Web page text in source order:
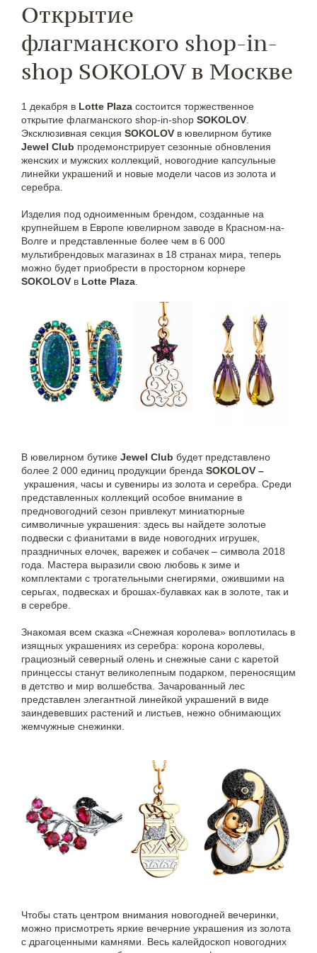
Открытие
флагманского shop-in-
shop SOKOLOV в Москве
1 декабря в Lotte Plaza состоится торжественное
открытие флагманского shop-in-shop SOKOLOV
Эксклюзивная секция SOKOLOV в ювелирном бутике
Jewel Club продемонстрирует сезонные обновления
женских и мужских коллекций, новогодние капсульные
линейки украшений и новые модели часов из золота и
серебра.
Изделия под одноименным брендом, созданные на
крупнейшем в Европе ювелирном заводе в Красном-на-
Волге и представленные более чем в 6 000
мультибрендовых магазинах в 18 странах мира, теперь
можно будет приобрести в просторном корнере
SOKOLOV в Lotte Plaza
В ювелирном бутике Jewel Club будет представлено
более 2 000 единиц продукции бренда SOKOLOV –
украшения, часы и сувениры из золота и серебра. Среди
представленных коллекций особое внимание в
предновогодний сезон привлекут миниатюрные
символичные украшения: здесь вы найдете золотые
подвески с фианитами в виде новогодних игрушек,
праздничных елочек, варежек и собачек – символа 2018
года. Мастера выразили свою любовь к зиме и
комплектами с трогательными снегирями, ожившими на
серьгах, подвесках и брошах-булавках как в золоте, так и
в серебре.
Знакомая всем сказка «Снежная королева» воплотилась в
изящных украшениях из серебра: корона королевы,
грациозный северный олень и снежные сани с каретой
принцессы станут великолепным подарком, переносящим
в детство и мир волшебства. Зачарованный лес
представлен элегантной линейкой украшений в виде
заиндевевших растений и листьев, нежно обнимающих
жемчужные снежинки.
Чтобы стать центром внимания новогодней вечеринки,
можно присмотреть яркие вечерние украшения из золота
с драгоценными камнями. Весь калейдоскоп новогодних